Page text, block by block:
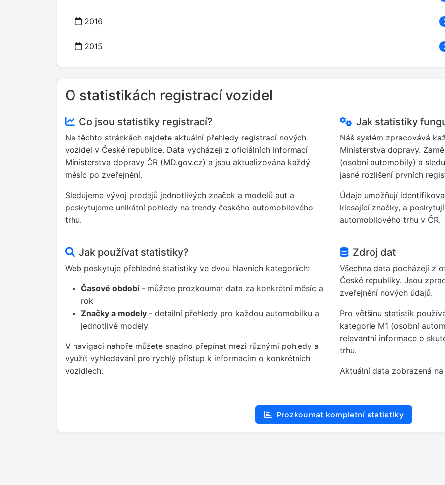
2016
2015
O statistikách registrací vozidel
Co jsou statistiky registrací?
Na těchto stránkách najdete aktuální přehledy registrací nových
vozidel v České republice. Data vycházejí z oficiálních informací
Ministerstva dopravy ČR (MD.gov.cz) a jsou aktualizována každý
měsíc po zveřejnění.
Sledujeme vývoj prodejů jednotlivých značek a modelů aut a
poskytujeme unikátní pohledy na trendy českého automobilového
trhu.
Jak statistiky
Náš systém zpracovává
Ministerstva dopravy.
(osobní automobily) a
jasné rozlišení prvních
Údaje umožňují
klesající značky, a
automobilového trhu v ČR.
Jak používat statistiky?
Web poskytuje přehledné statistiky ve dvou hlavních kategoriích:
Časové období- můžete prozkoumat data za konkrétní měsíc a
rok
Značky a modely - detailní přehledy pro každou automobilku a
jednotlivé modely
V navigaci nahoře můžete snadno přepínat mezi různými pohledy a
využít vyhledávání pro rychlý přístup k informacím o konkrétních
vozidlech.
Zdroj dat
Všechna data pocházejí z
České republiky. Jsou
zveřejnění nových údajů.
Pro většinu statistik
kategorie M1 (osobní
relevantní informace o
trhu.
Aktuální data zobrazená
Prozkoumat kompletní statistiky